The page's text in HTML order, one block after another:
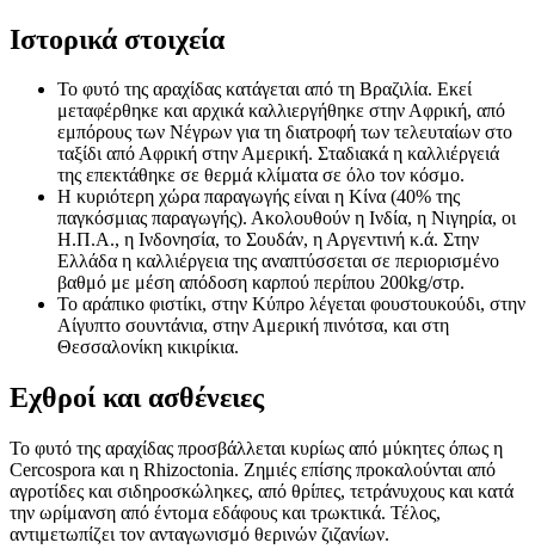
Ιστορικά στοιχεία
Το φυτό της αραχίδας κατάγεται από τη Βραζιλία. Εκεί
μεταφέρθηκε και αρχικά καλλιεργήθηκε στην Αφρική, από
εμπόρους των Νέγρων για τη διατροφή των τελευταίων στο
ταξίδι από Αφρική στην Αμερική. Σταδιακά η καλλιέργειά
της επεκτάθηκε σε θερμά κλίματα σε όλο τον κόσμο.
Η κυριότερη χώρα παραγωγής είναι η Κίνα (40% της
παγκόσμιας παραγωγής). Ακολουθούν η Ινδία, η Νιγηρία, οι
Η.Π.Α., η Ινδονησία, το Σουδάν, η Αργεντινή κ.ά. Στην
Ελλάδα η καλλιέργεια της αναπτύσσεται σε περιορισμένο
βαθμό με μέση απόδοση καρπού περίπου 200kg/στρ.
Το αράπικο φιστίκι, στην Κύπρο λέγεται φουστουκούδι, στην
Αίγυπτο σουντάνια, στην Αμερική πινότσα, και στη
Θεσσαλονίκη κικιρίκια.
Εχθροί και ασθένειες
Το φυτό της αραχίδας προσβάλλεται κυρίως από μύκητες όπως η
Cercospora και η Rhizoctonia. Ζημιές επίσης προκαλούνται από
αγροτίδες και σιδηροσκώληκες, από θρίπες, τετράνυχους και κατά
την ωρίμανση από έντομα εδάφους και τρωκτικά. Τέλος,
αντιμετωπίζει τον ανταγωνισμό θερινών ζιζανίων.